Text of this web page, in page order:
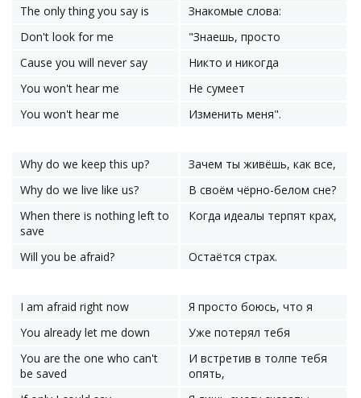
The only thing you say is
Знакомые слова:
Don't look for me
"Знаешь, просто
Cause you will never say
Никто и никогда
You won't hear me
Не сумеет
You won't hear me
Изменить меня".
Why do we keep this up?
Зачем ты живёшь, как все,
Why do we live like us?
В своём чёрно-белом сне?
When there is nothing left to
save
Когда идеалы терпят крах,
Will you be afraid? Остаётся страх.
I am afraid right now
Я просто боюсь, что я
You already let me down
Уже потерял тебя
You are the one who can't
be saved
И встретив в толпе тебя
опять,